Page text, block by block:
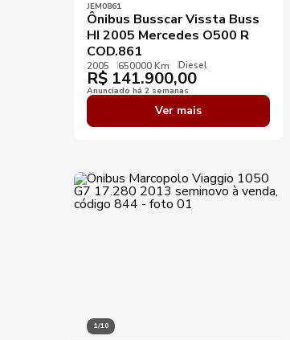
JEM0861
Ônibus Busscar Vissta Buss
HI 2005 Mercedes O500 R
COD.861
2005 650000 Km Diesel
R$ 141.900,00
Anunciado há 2 semanas
Ver mais
1/10